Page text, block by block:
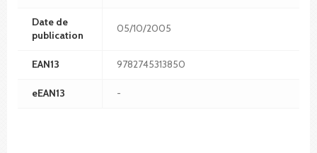
Date de
publication
05/10/2005
EAN13 9782745313850
eEAN13 -